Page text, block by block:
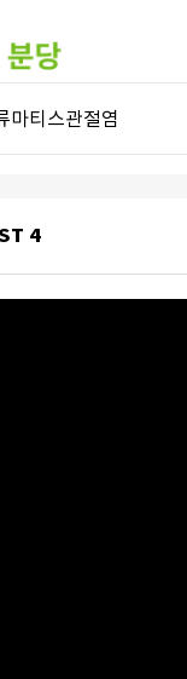
마티스관절염
스관절염 한방치료
4